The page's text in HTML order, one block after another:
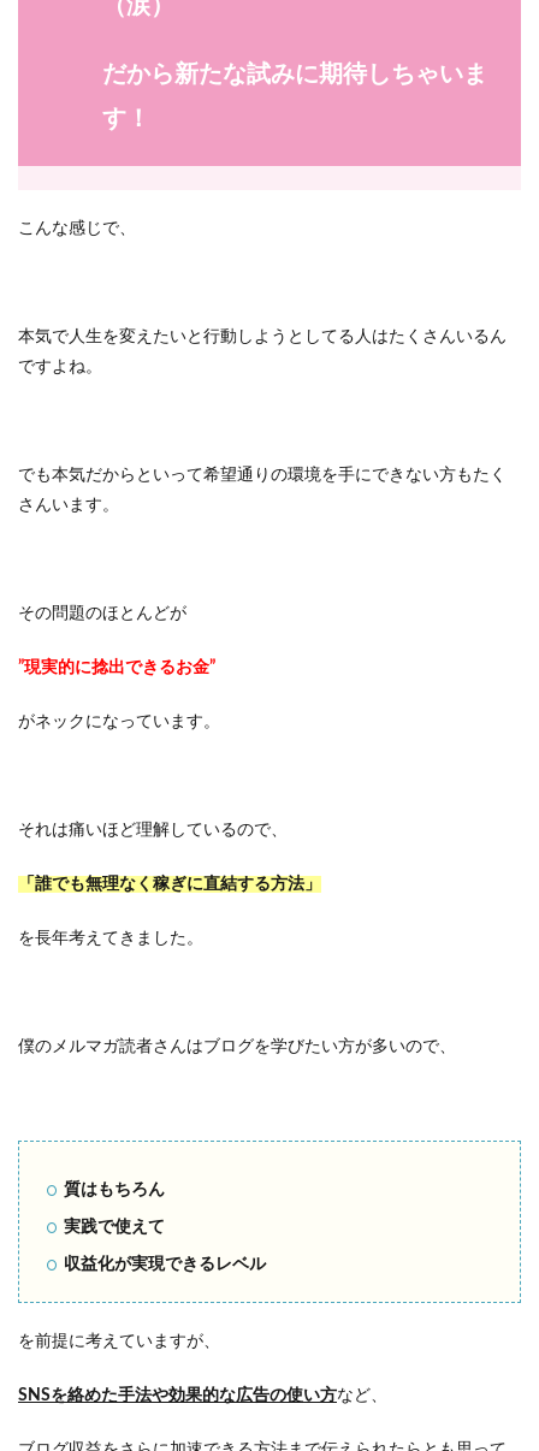
（涙）
だから新たな試みに期待しちゃいま
す！
こんな感じで、
本気で人生を変えたいと行動しようとしてる人はたくさんいるん
ですよね。
でも本気だからといって希望通りの環境を手にできない方もたく
さんいます。
その問題のほとんどが
”現実的に捻出できるお金”
がネックになっています。
それは痛いほど理解しているので、
「誰でも無理なく稼ぎに直結する方法」
を長年考えてきました。
僕のメルマガ読者さんはブログを学びたい方が多いので、
質はもちろん
実践で使えて
収益化が実現できるレベル
を前提に考えていますが、
SNSを絡めた手法や効果的な広告の使い方など、